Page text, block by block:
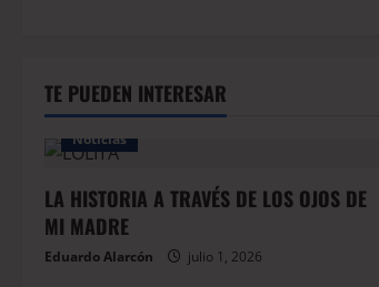
TE PUEDEN INTERESAR
Noticias
LA HISTORIA A TRAVÉS DE LOS OJOS DE
MI MADRE
Eduardo Alarcón julio 1, 2026